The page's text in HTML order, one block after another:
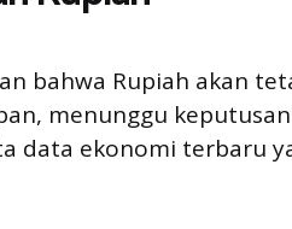
bahwa Rupiah akan
menunggu
data ekonomi terbaru